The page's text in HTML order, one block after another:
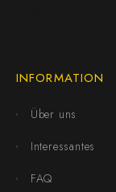
INFORMATION
Über uns
Interessantes
FAQ